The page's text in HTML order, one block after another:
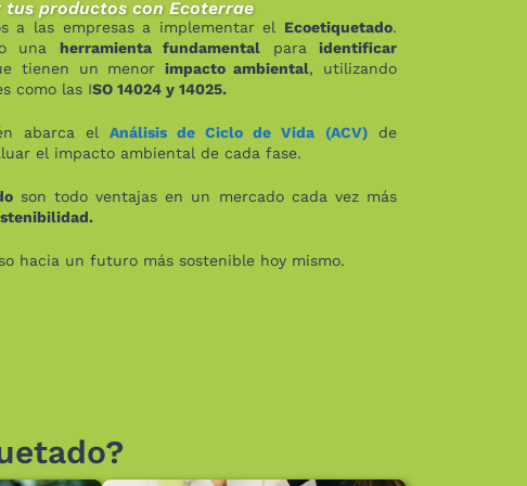
tus productos con Ecoterrae
a las empresas a implementar el Ecoetiquetado.
una herramienta fundamental paraidentificar
tienen un menor impacto ambiental, utilizando
como las ISO 14024 y 14025.
abarca el Análisis de Ciclo de Vida (ACV)de
el impacto ambiental de cada fase.
son todo ventajas en un mercado cada vez más
hacia un futuro más sostenible hoy mismo.